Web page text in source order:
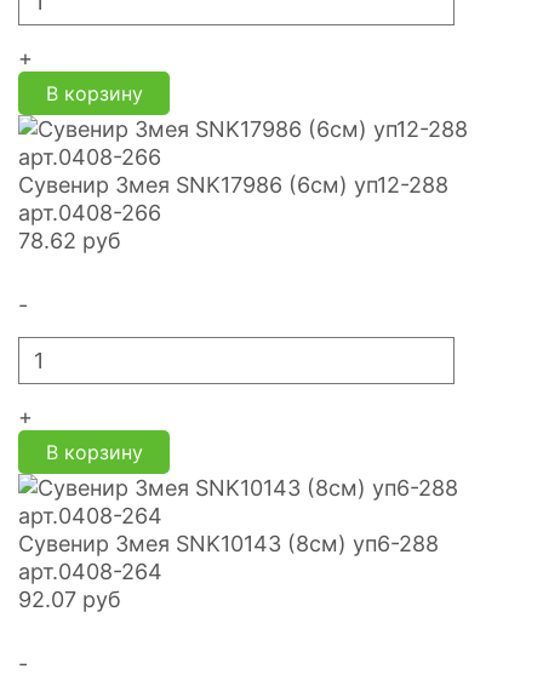
+
В корзину
Сувенир Змея SNK17986 (6см) уп12-288
арт.0408-266
78.62 руб
-
+
В корзину
Сувенир Змея SNK10143 (8см) уп6-288
арт.0408-264
92.07 руб
-